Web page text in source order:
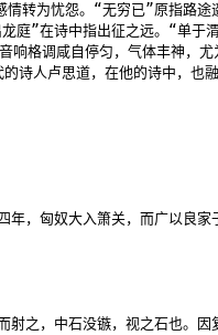
转为忧怨。“无穷已”原指路
庭”在诗中指出征之远。“单
格调咸自停匀，气体丰神，
诗人卢思道，在他的诗中，
，匈奴大入箫关，而广以良家
之，中石没镞，视之石也。因